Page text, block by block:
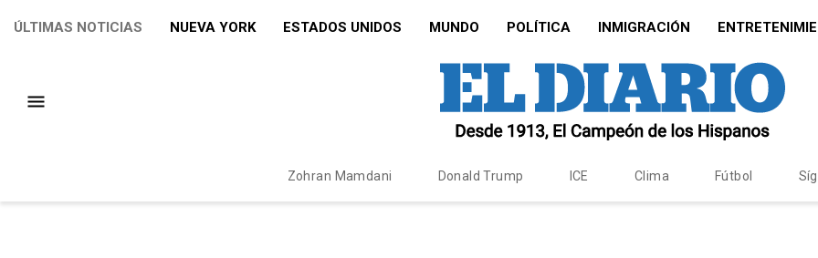
ÚLTIMAS NOTICIAS NUEVA YORK ESTADOS UNIDOS MUNDO POLÍTICA INMIGRACIÓN
Zohran Mamdani Donald Trump ICE Clima Fútbol